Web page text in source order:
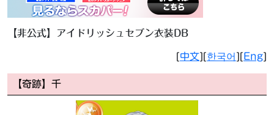
【非公式】アイドリッシュセブン衣装DB
[中文][한국어 ][Eng]
【奇跡】千